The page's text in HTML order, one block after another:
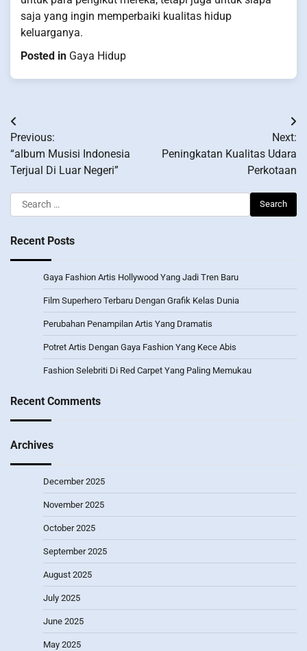
saja yang ingin memperbaiki kualitas hidup
keluarganya.
Posted in Gaya Hidup
Post
navigation
Previous:
“album Musisi Indonesia
Terjual Di Luar Negeri”
Next:
Peningkatan Kualitas Udara
Perkotaan
Search
for:
Recent Posts
Gaya Fashion Artis Hollywood Yang Jadi Tren Baru
Film Superhero Terbaru Dengan Grafik Kelas Dunia
Perubahan Penampilan Artis Yang Dramatis
Potret Artis Dengan Gaya Fashion Yang Kece Abis
Fashion Selebriti Di Red Carpet Yang Paling Memukau
Recent Comments
Archives
December 2025
November 2025
October 2025
September 2025
August 2025
July 2025
June 2025
May 2025